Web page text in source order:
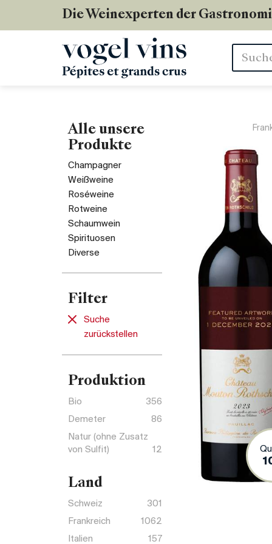
Die Weinexperten der
Alle unsere
Produkte
Champagner
Weißweine
Roséweine
Rotweine
Schaumwein
Spirituosen
Diverse
Filter
Suche
zurückstellen
Produktion
Bio
356
Demeter
86
Natur (ohne Zusatz
von Sulfit)
12
Land
Schweiz
301
Frankreich
1062
Italien
157